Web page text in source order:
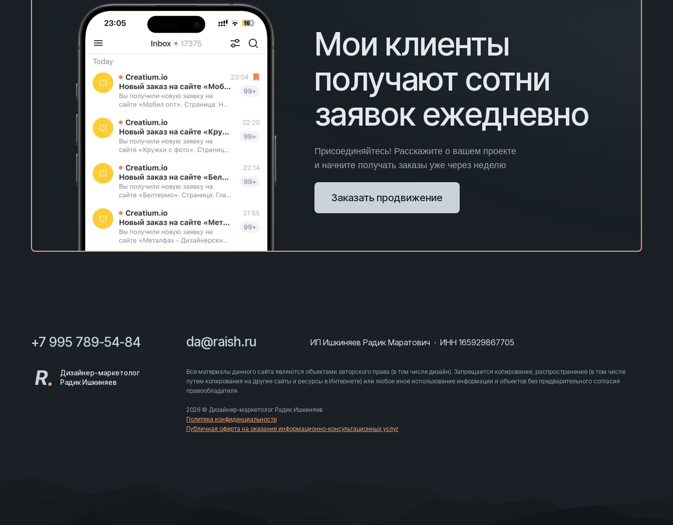
Мои клиенты
получают сотни
заявок ежедневно
Присоединяйтесь! Расскажите о вашем проекте
и начните получать заказы уже через неделю
Заказать продвижение
+7 995 789-54-84 da@raish.ru ИП Ишкиняев Радик Маратович · ИНН 165929867705
R.
Дизайнер-маркетолог
Радик Ишкиняев
Все материалы данного сайта являются объектами авторского права (в том числе дизайн). Запрещается копирование, распространение (в том числе
путем копирования на другие сайты и ресурсы в Интернете) или любое иное использование информации и объектов без предварительного согласия
правообладателя.
2026 © Дизайнер-маркетолог Радик Ишкиняев
Политика конфиденциальности
Публичная оферта на оказание информационно-консультационных услуг